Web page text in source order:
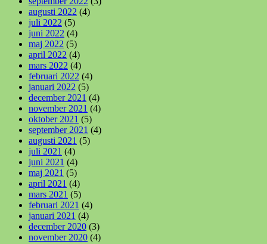
augusti 2022 (4)
juli 2022 (5)
juni 2022 (4)
maj 2022 (5)
april 2022 (4)
mars 2022 (4)
februari 2022 (4)
januari 2022 (5)
december 2021 (4)
november 2021 (4)
oktober 2021 (5)
september 2021 (4)
augusti 2021 (5)
juli 2021 (4)
juni 2021 (4)
maj 2021 (5)
april 2021 (4)
mars 2021 (5)
februari 2021 (4)
januari 2021 (4)
december 2020 (3)
november 2020 (4)